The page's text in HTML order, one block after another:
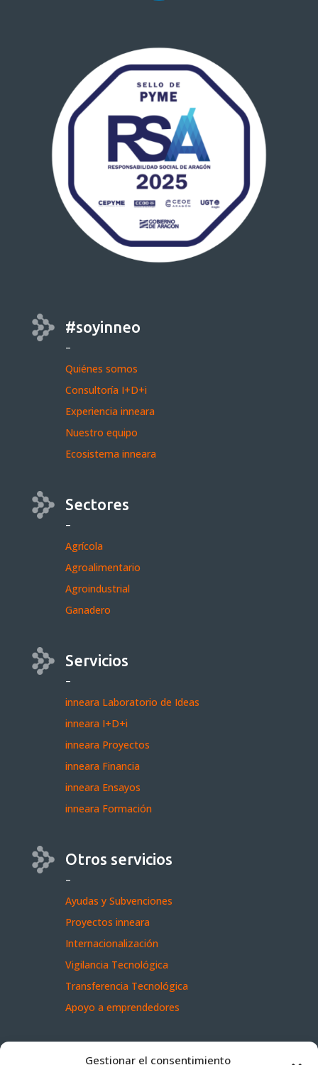
Gestionar el consentimiento
#soyinneo
–
Quiénes somos
Consultoría I+D+i
Experiencia inneara
Nuestro equipo
Ecosistema inneara
Sectores
–
Agrícola
Agroalimentario
Agroindustrial
Ganadero
Servicios
–
inneara Laboratorio de Ideas
inneara I+D+i
inneara Proyectos
inneara Financia
inneara Ensayos
inneara Formación
Otros servicios
–
Ayudas y Subvenciones
Proyectos inneara
Internacionalización
Vigilancia Tecnológica
Transferencia Tecnológica
Apoyo a emprendedores
Dónde estamos